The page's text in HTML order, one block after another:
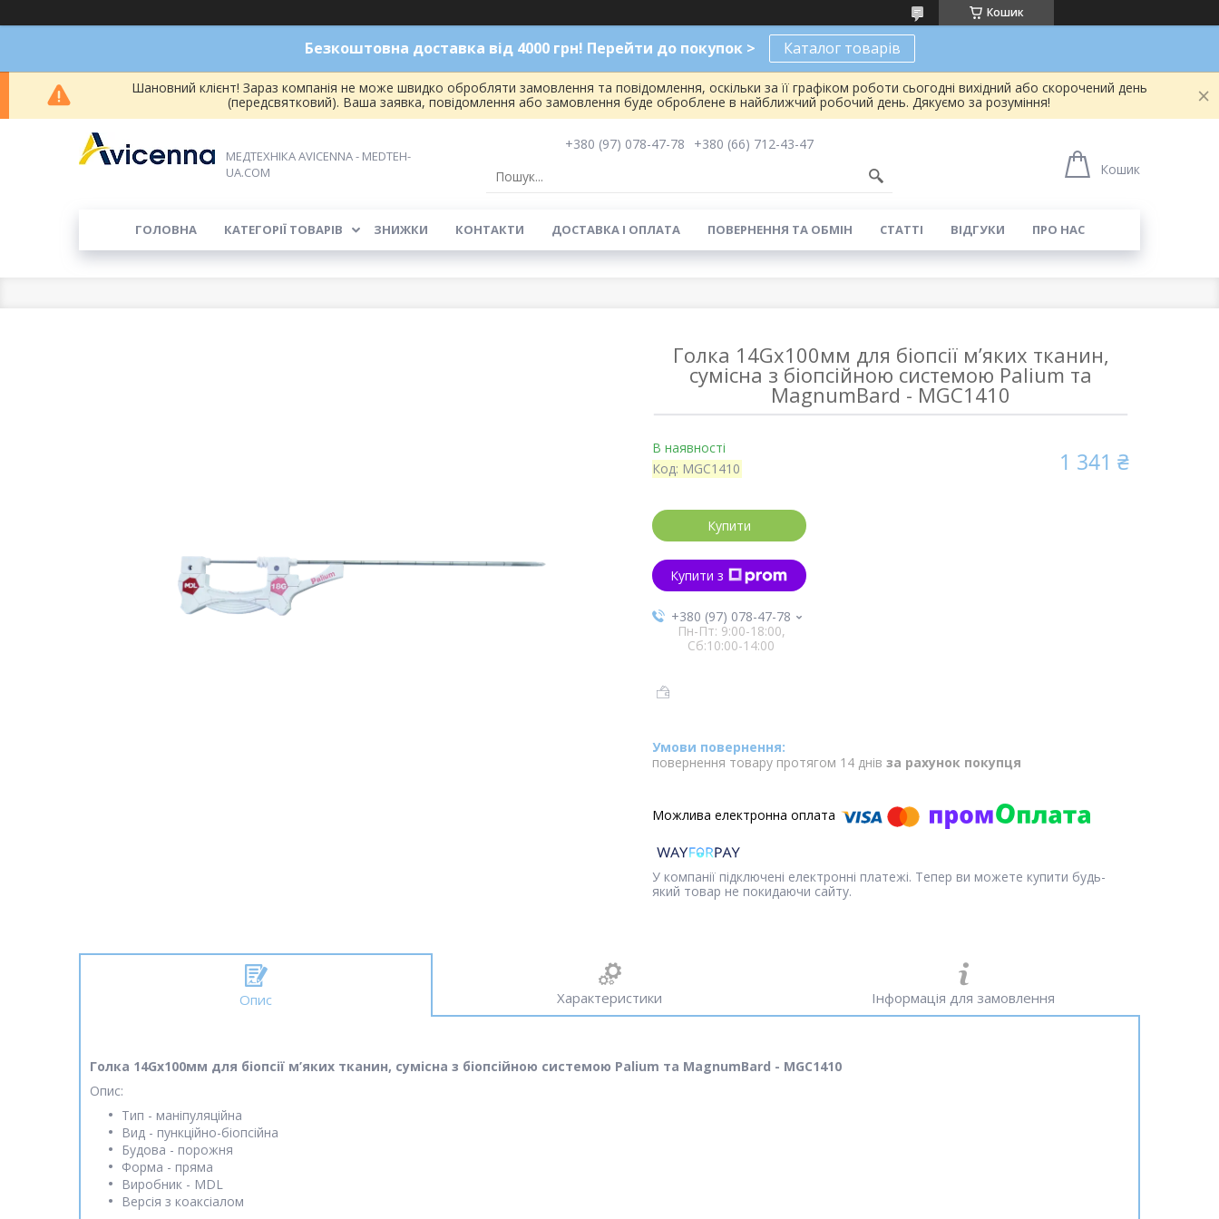
Кошик
Безкоштовна доставка від 4000 грн! Перейти до покупок > Каталог товарів
Шановний клієнт! Зараз компанія не може швидко обробляти замовлення та повідомлення, оскільки за її графіком роботи сьогодні вихідний або скорочений день
(передсвятковий). Ваша заявка, повідомлення або замовлення буде оброблене в найближчий робочий день. Дякуємо за розуміння!
МЕДТЕХНІКА AVICENNA - MEDTEH-
UA.COM
+380 (97) 078-47-78
+380 (66) 712-43-47
Кошик
ГОЛОВНА КАТЕГОРІЇ ТОВАРІВ ЗНИЖКИ КОНТАКТИ ДОСТАВКА І ОПЛАТА ПОВЕРНЕННЯ ТА ОБМІН СТАТТІ ВІДГУКИ ПРО НАС
Голка 14Gx100мм для біопсії м’яких тканин,
сумісна з біопсійною системою Palium та
MagnumBard - MGC1410
В наявності
Код: MGC1410 1 341 ₴
Купити
Купити з
+380 (97) 078-47-78
Пн-Пт: 9:00-18:00,
Сб:10:00-14:00
повернення товару протягом 14 днів за рахунок покупця
У компанії підключені електронні платежі. Тепер ви можете купити будь-
який товар не покидаючи сайту.
Опис Характеристики Інформація для замовлення
Голка 14Gx100мм для біопсії м’яких тканин, сумісна з біопсійною системою Palium та MagnumBard - MGC1410
Опис:
Тип - маніпуляційна
Вид - пункційно-біопсійна
Будова - порожня
Форма - пряма
Виробник - MDL
Версія з коаксіалом